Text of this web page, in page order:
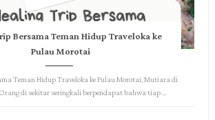
Bersama Teman Hidup Traveloka ke
Pulau Morotai
Teman Hidup Traveloka ke Pulau Morotai, Mutiara di
di sekitar seringkali berpendapat bahwa tiap ...